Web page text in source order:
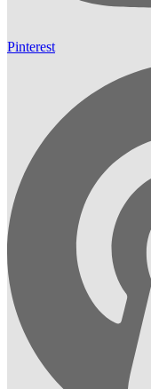
Pinterest